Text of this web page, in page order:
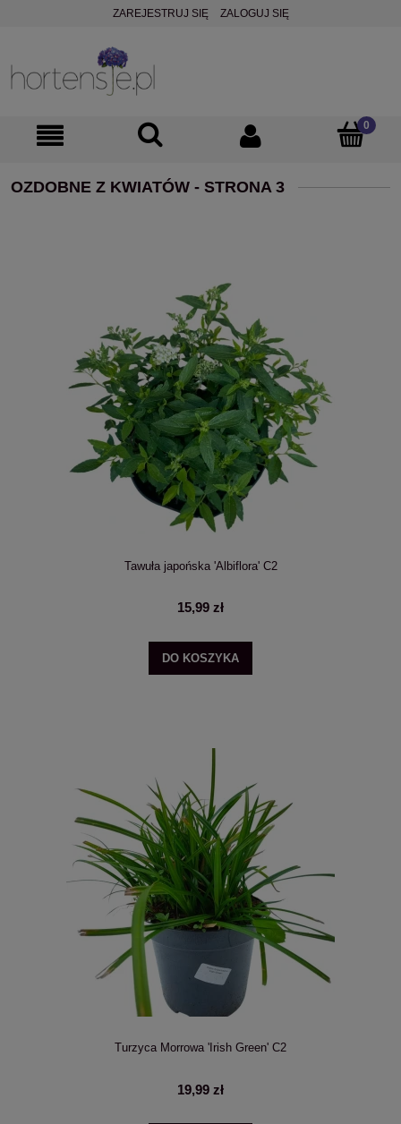
ZAREJESTRUJ SIĘ ZALOGUJ SIĘ
OZDOBNE Z KWIATÓW - STRONA 3
Tawuła japońska 'Albiflora' C2
15,99 zł
DO KOSZYKA
Turzyca Morrowa 'Irish Green' C2
19,99 zł